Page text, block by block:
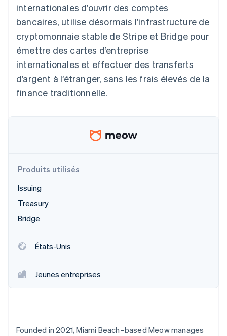
Atlas
Constitution d'une entreprise
Climate
Élimination du carbone
Vérification de l'identité
Découvrez comment Stripe construit l’infrastructure
Commerce de détail
Partenaires
Stripe App Marketplace
État des API
internationales d’ouvrir des comptes
bancaires, utilise désormais l’infrastructure de
cryptomonnaie stable de Stripe et Bridge pour
émettre des cartes d’entreprise
internationales et effectuer des transferts
d’argent à l’étranger, sans les frais élevés de la
finance traditionnelle.
Produits utilisés
Issuing
Treasury
Bridge
États-Unis
Jeunes entreprises
Founded in 2021, Miami Beach–based Meow manages